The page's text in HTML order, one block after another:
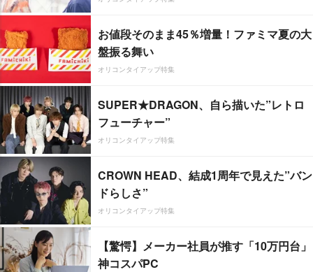
お値段そのまま45％増量！ファミマ夏の大
盤振る舞い
オリコンタイアップ特集
SUPER★DRAGON、自ら描いた”レトロ
フューチャー”
オリコンタイアップ特集
CROWN HEAD、結成1周年で見えた”バン
ドらしさ”
オリコンタイアップ特集
【驚愕】メーカー社員が推す「10万円台」
神コスパPC